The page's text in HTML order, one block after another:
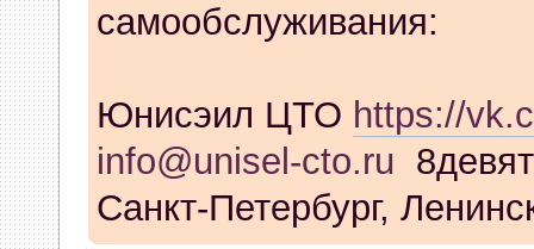
самообслуживания:
Юнисэил ЦТО https://
info@unisel-cto.ru
Санкт-Петербург,